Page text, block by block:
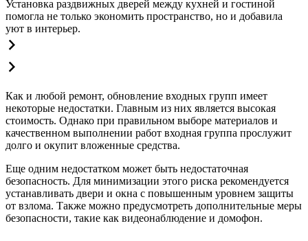
Установка раздвижных дверей между кухней и гостиной
помогла не только экономить пространство, но и добавила
уют в интерьер.
Как и любой ремонт, обновление входных групп имеет
некоторые недостатки. Главным из них является высокая
стоимость. Однако при правильном выборе материалов и
качественном выполнении работ входная группа прослужит
долго и окупит вложенные средства.
Еще одним недостатком может быть недостаточная
безопасность. Для минимизации этого риска рекомендуется
устанавливать двери и окна с повышенным уровнем защиты
от взлома. Также можно предусмотреть дополнительные меры
безопасности, такие как видеонаблюдение и домофон.